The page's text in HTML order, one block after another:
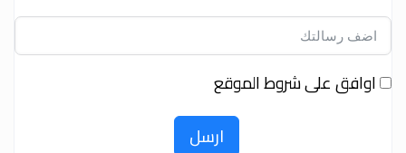
اوافق على شروط الموقع
ارسل